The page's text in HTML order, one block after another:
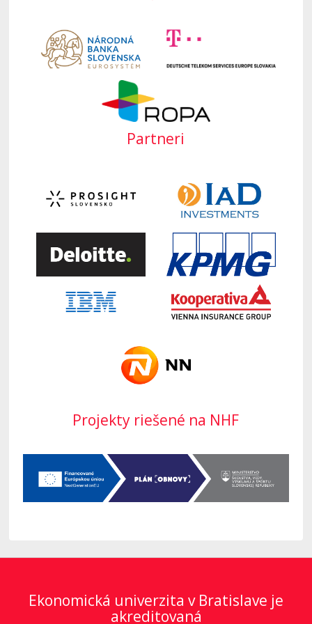
Partneri
Projekty riešené na NHF
Ekonomická univerzita v Bratislave je
akreditovaná